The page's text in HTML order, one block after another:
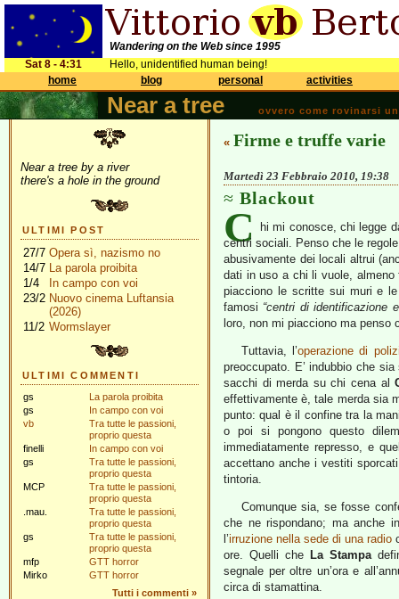
Wandering on the Web since 1995
Sat 8 - 4:31
Hello, unidentified human being!
home
blog personal activities
Near a tree ovvero come rovinarsi
Near a tree by a river
there's a hole in the ground
ULTIMI POST
27/7 Opera sì, nazismo no
14/7 La parola proibita
1/4
In campo con voi
23/2 Nuovo cinema Luftansia
(2026)
11/2 Wormslayer
ULTIMI COMMENTI
gs
La parola proibita
gs
In campo con voi
vb
Tra tutte le passioni,
proprio questa
finelli
In campo con voi
gs
Tra tutte le passioni,
proprio questa
MCP
Tra tutte le passioni,
proprio questa
.mau.
Tra tutte le passioni,
proprio questa
gs
Tra tutte le passioni,
proprio questa
mfp
GTT horror
Mirko
GTT horror
Tutti i commenti »
« Firme e truffe varie
Martedì 23 Febbraio 2010, 19:38
Blackout
C
hi mi conosce, chi legge
centri sociali. Penso che le
abusivamente dei locali altrui
dati in uso a chi li vuole, almeno
piacciono le scritte sui muri e
famosi “centri di identificazione
loro, non mi piacciono ma penso
Tuttavia, l’operazione di
preoccupato. E’ indubbio che
sacchi di merda su chi cena al
effettivamente è, tale merda sia
punto: qual è il confine tra la
o poi si pongono questo
immediatamente represso, e
accettano anche i vestiti
tintoria.
Comunque sia, se fosse
che ne rispondano; ma anche
l’irruzione nella sede di una radio
ore. Quelli che La Stampa
segnale per oltre un’ora e
circa di stamattina.